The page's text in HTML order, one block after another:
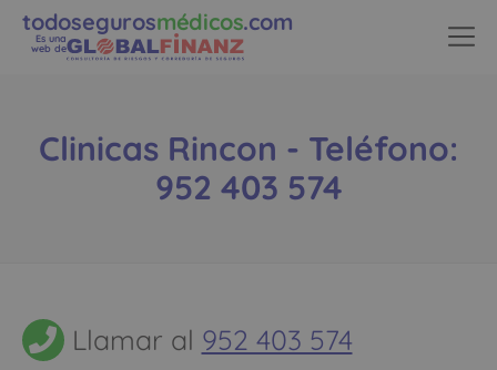
todosegurosmédicos.com
Es una
web de
Clinicas Rincon - Teléfono:
952 403 574
Llamar al 952 403 574